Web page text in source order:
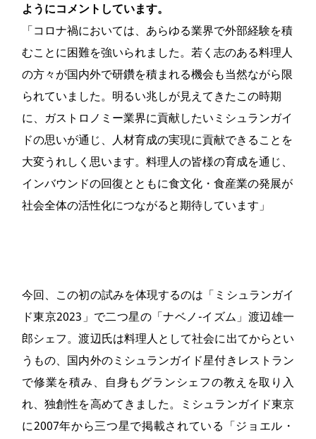
ようにコメントしています。
「コロナ禍においては、あらゆる業界で外部経験を積
むことに困難を強いられました。若く志のある料理人
の方々が国内外で研鑽を積まれる機会も当然ながら限
られていました。明るい兆しが見えてきたこの時期
に、ガストロノミー業界に貢献したいミシュランガイ
ドの思いが通じ、人材育成の実現に貢献できることを
大変うれしく思います。料理人の皆様の育成を通じ、
インバウンドの回復とともに食文化・食産業の発展が
社会全体の活性化につながると期待しています」
今回、この初の試みを体現するのは「ミシュランガイ
ド東京2023」で二つ星の「ナベノ-イズム」渡辺雄一
郎シェフ。渡辺氏は料理人として社会に出てからとい
うもの、国内外のミシュランガイド星付きレストラン
で修業を積み、自身もグランシェフの教えを取り入
れ、独創性を高めてきました。ミシュランガイド東京
に2007年から三つ星で掲載されている「ジョエル・